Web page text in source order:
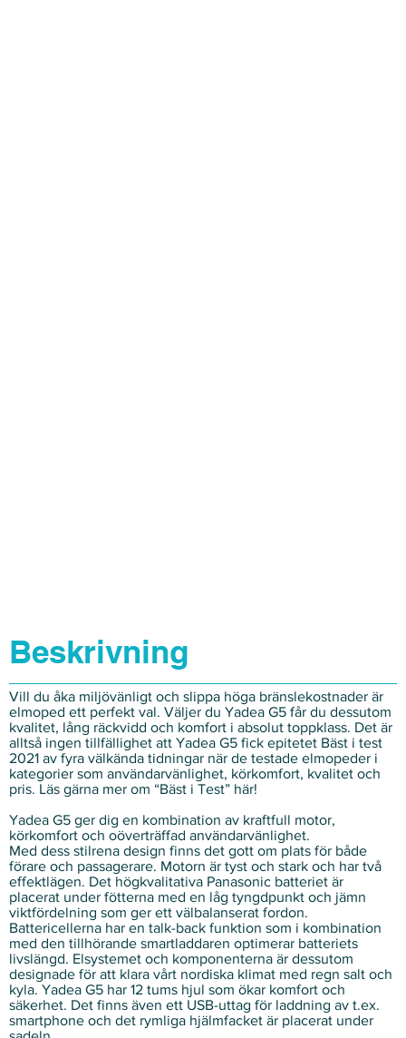
Beskrivning
Vill du åka miljövänligt och slippa höga bränslekostnader är
elmoped ett perfekt val. Väljer du Yadea G5 får du dessutom
kvalitet, lång räckvidd och komfort i absolut toppklass. Det är
alltså ingen tillfällighet att Yadea G5 fick epitetet Bäst i test
2021 av fyra välkända tidningar när de testade elmopeder i
kategorier som användarvänlighet, körkomfort, kvalitet och
pris. Läs gärna mer om “Bäst i Test” här!
Yadea G5 ger dig en kombination av kraftfull motor,
körkomfort och oöverträffad användarvänlighet.
Med dess stilrena design finns det gott om plats för både
förare och passagerare. Motorn är tyst och stark och har två
effektlägen. Det högkvalitativa Panasonic batteriet är
placerat under fötterna med en låg tyngdpunkt och jämn
viktfördelning som ger ett välbalanserat fordon.
Battericellerna har en talk-back funktion som i kombination
med den tillhörande smartladdaren optimerar batteriets
livslängd. Elsystemet och komponenterna är dessutom
designade för att klara vårt nordiska klimat med regn salt och
kyla. Yadea G5 har 12 tums hjul som ökar komfort och
säkerhet. Det finns även ett USB-uttag för laddning av t.ex.
smartphone och det rymliga hjälmfacket är placerat under